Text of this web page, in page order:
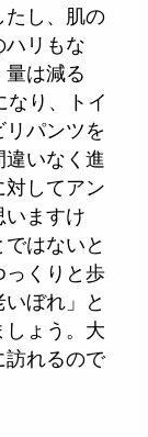
たし、肌の
ハリもな
は減る
なり、トイ
パンツを
いなく進
対してアン
いますけ
はないと
っくりと歩
ぼれ」と
しょう。大
訪れるので